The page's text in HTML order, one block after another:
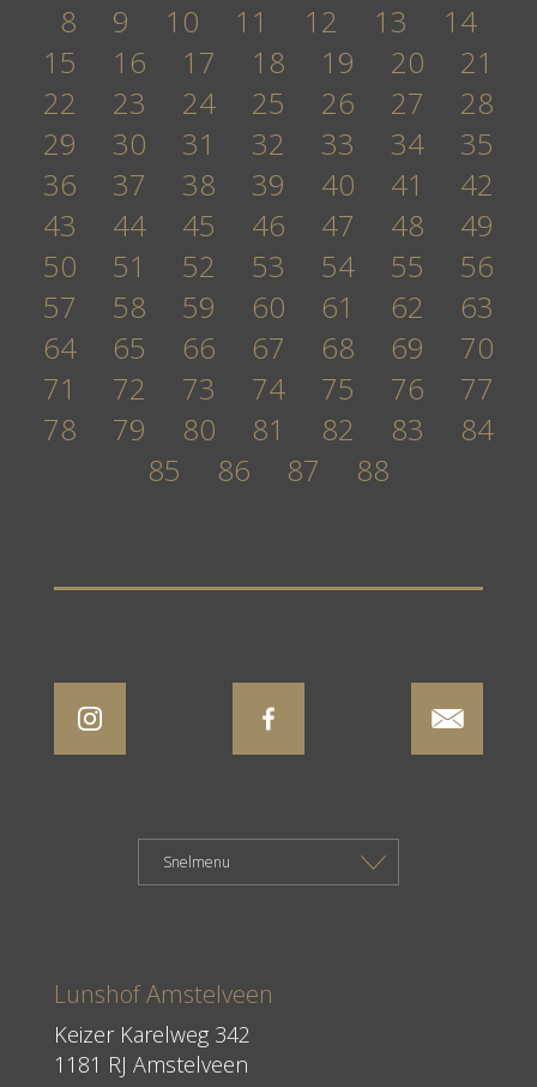
8
9 10 11 12 13
14
15
16 17 18 19 20
21
22
23 24 25 26 27
28
29
30 31 32 33 34
35
36
37 38 39 40 41
42
43
44 45 46 47 48
49
50
51 52 53 54 55
56
57
58 59 60 61 62
63
64
65 66 67 68 69
70
71
72 73 74 75 76
77
78
79 80 81 82 83
84
85
86 87 88
Lunshof Amstelveen
Keizer Karelweg 342
1181 RJ Amstelveen